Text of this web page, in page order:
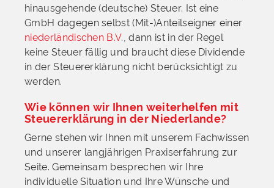
hinausgehende (deutsche) Steuer. Ist eine
GmbH dagegen selbst (Mit-)Anteilseigner einer
niederländischen B.V., dann ist in der Regel
keine Steuer fällig und braucht diese Dividende
in der Steuererklärung nicht berücksichtigt zu
werden.
Wie können wir Ihnen weiterhelfen mit
Steuererklärung in der Niederlande?
Gerne stehen wir Ihnen mit unserem Fachwissen
und unserer langjährigen Praxiserfahrung zur
Seite. Gemeinsam besprechen wir Ihre
individuelle Situation und Ihre Wünsche und